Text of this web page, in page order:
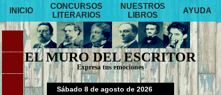
INICIO
CONCURSOS
LITERARIOS
NUESTROS
LIBROS
AYUDA
EL MURO DEL ESCRITOR
Expresa tus emociones
Sábado 8 de agosto de 2026